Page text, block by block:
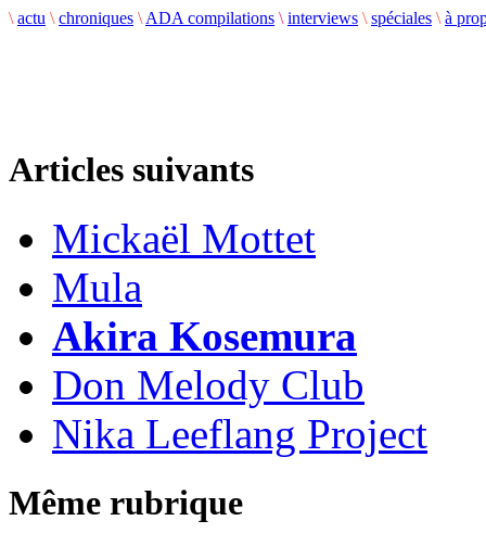
\ actu \ chroniques \ ADA compilations \ interviews \ spéciales \ à
Articles suivants
Mickaël Mottet
Mula
Akira Kosemura
Don Melody Club
Nika Leeflang Project
Même rubrique